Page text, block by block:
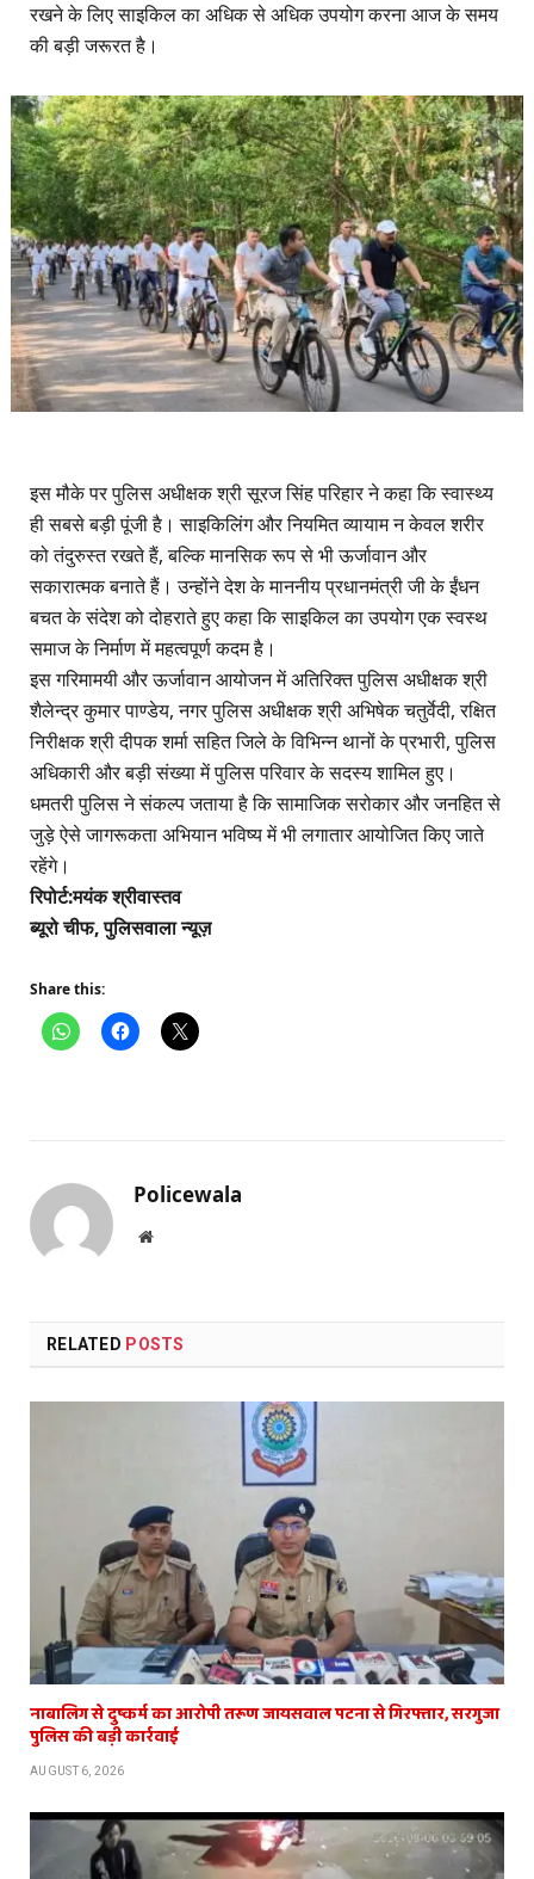
रखने के लिए साइकिल का अधिक से अधिक उपयोग करना आज के समय
की बड़ी जरूरत है।
​इस मौके पर पुलिस अधीक्षक श्री सूरज सिंह परिहार ने कहा कि स्वास्थ्य
ही सबसे बड़ी पूंजी है। साइकिलिंग और नियमित व्यायाम न केवल शरीर
को तंदुरुस्त रखते हैं, बल्कि मानसिक रूप से भी ऊर्जावान और
सकारात्मक बनाते हैं। उन्होंने देश के माननीय प्रधानमंत्री जी के ईंधन
बचत के संदेश को दोहराते हुए कहा कि साइकिल का उपयोग एक स्वस्थ
समाज के निर्माण में महत्वपूर्ण कदम है।
​इस गरिमामयी और ऊर्जावान आयोजन में अतिरिक्त पुलिस अधीक्षक श्री
शैलेन्द्र कुमार पाण्डेय, नगर पुलिस अधीक्षक श्री अभिषेक चतुर्वेदी, रक्षित
निरीक्षक श्री दीपक शर्मा सहित जिले के विभिन्न थानों के प्रभारी, पुलिस
अधिकारी और बड़ी संख्या में पुलिस परिवार के सदस्य शामिल हुए।
धमतरी पुलिस ने संकल्प जताया है कि सामाजिक सरोकार और जनहित से
जुड़े ऐसे जागरूकता अभियान भविष्य में भी लगातार आयोजित किए जाते
रहेंगे।
रिपोर्ट:मयंक श्रीवास्तव
ब्यूरो चीफ, पुलिसवाला न्यूज़
Share this:
Policewala
Website
RELATED POSTS
नाबालिग से दुष्कर्म का आरोपी तरूण जायसवाल पटना से गिरफ्तार, सरगुजा
पुलिस की बड़ी कार्रवाई
AUGUST 6, 2026